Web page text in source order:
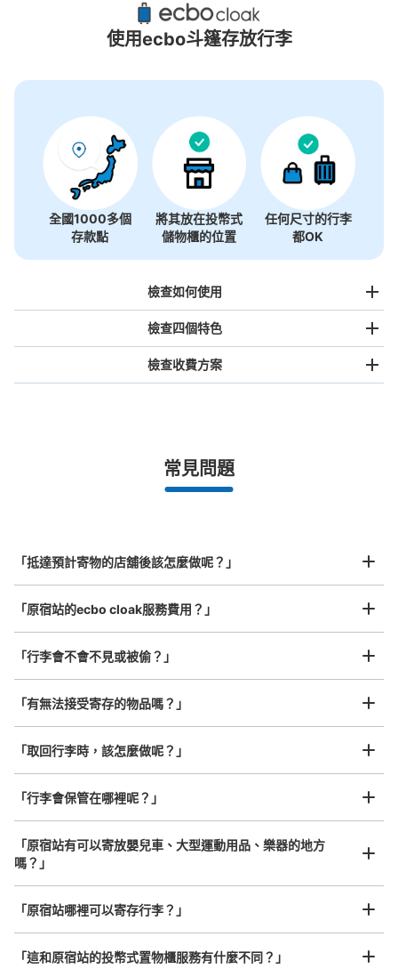
32個投幣式置物櫃
大的:8/ ¥700中等的:8 / ¥500
付款方式
現金, ICカード, QR決済
原宿駅 改札内コインロッカー
使用ecbo斗篷存放行李
全國1000多個
存款點
將其放在投幣式
儲物櫃的位置
任何尺寸的行李
都OK
檢查如何使用
事先用手機預約
指定的日期和時間
工作人員拍完行李照片後
放下行李，愉快度過一整天！
檢查四個特色
全國有1,000家以上合作店鋪
我們與許多地點方便的車站內店舖以及24小時營業的店鋪合作。
任何尺寸的行李都OK
樂器、嬰兒車、腳踏車等，只要是1個人能搬運的行李尺寸就OK
檢查收費方案
最長邊未滿45cm的行李（小型背包、手提包、手提行李
¥800/日
常見問題
「抵達預計寄物的店舖後該怎麼做呢？」
「原宿站的ecbo cloak服務費用？」
「行李會不會不見或被偷？」
「有無法接受寄存的物品嗎？」
「取回行李時，該怎麼做呢？」
「行李會保管在哪裡呢？」
「原宿站有可以寄放嬰兒車、大型運動用品、樂器的地方
嗎？」
「原宿站哪裡可以寄存行李？」
「這和原宿站的投幣式置物櫃服務有什麼不同？」